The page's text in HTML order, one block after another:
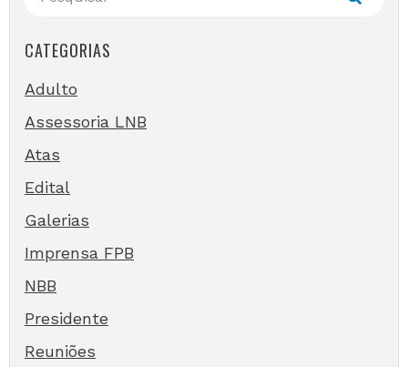
CATEGORIAS
Adulto
Assessoria LNB
Atas
Edital
Galerias
Imprensa FPB
NBB
Presidente
Reuniões